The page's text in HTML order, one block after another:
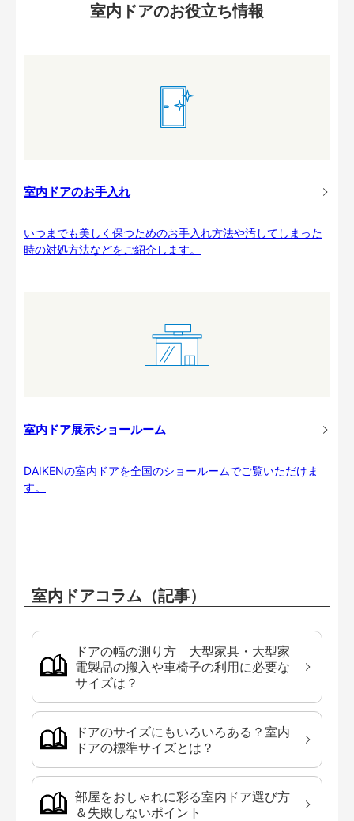
室内ドアのお役立ち情報
室内ドアのお手入れ
いつまでも美しく保つためのお手入れ方法や汚してしまった
時の対処方法などをご紹介します。
室内ドア展示ショールーム
DAIKENの室内ドアを全国のショールームでご覧いただけま
す。
室内ドアコラム（記事）
ドアの幅の測り方 大型家具・大型家
電製品の搬入や車椅子の利用に必要な
サイズは？
ドアのサイズにもいろいろある？室内
ドアの標準サイズとは？
部屋をおしゃれに彩る室内ドア選び方
＆失敗しないポイント